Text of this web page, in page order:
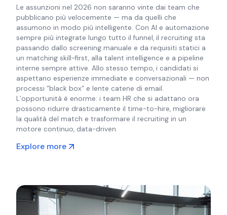
Le assunzioni nel 2026 non saranno vinte dai team che
pubblicano più velocemente — ma da quelli che
assumono in modo più intelligente. Con AI e automazione
sempre più integrate lungo tutto il funnel, il recruiting sta
passando dallo screening manuale e da requisiti statici a
un matching skill-first, alla talent intelligence e a pipeline
interne sempre attive. Allo stesso tempo, i candidati si
aspettano esperienze immediate e conversazionali — non
processi “black box” e lente catene di email.
L’opportunità è enorme: i team HR che si adattano ora
possono ridurre drasticamente il time-to-hire, migliorare
la qualità del match e trasformare il recruiting in un
motore continuo, data-driven.
Explore more